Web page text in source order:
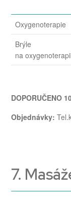
Oxygenoterapie
Brýle
na
DOPORUČENO
Objednávky:
7.